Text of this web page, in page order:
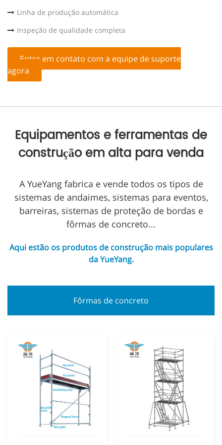
Linha de produção automática
Inspeção de qualidade completa
Entre em contato com a equipe de suporte
agora
Equipamentos e ferramentas de
construção em alta para venda
A YueYang fabrica e vende todos os tipos de
sistemas de andaimes, sistemas para eventos,
barreiras, sistemas de proteção de bordas e
fôrmas de concreto...
Aqui estão os produtos de construção mais populares
da YueYang.
Fôrmas de concreto